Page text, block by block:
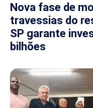
Nova fase de
travessias do
SP garante
bilhões